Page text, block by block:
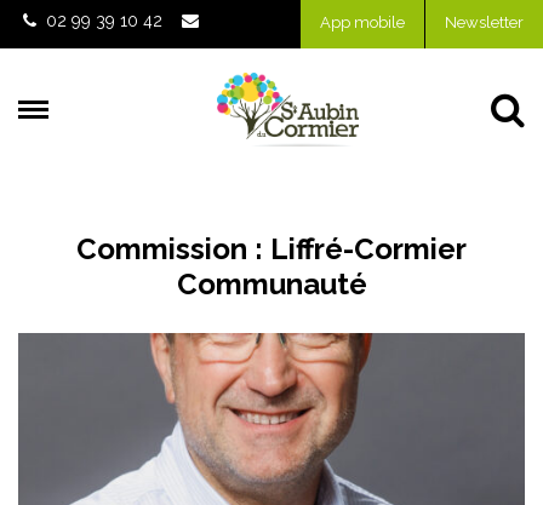
Gestion des traceurs
02 99 39 10 42 App mobile Newsletter
Commission : Liffré-Cormier
Communauté